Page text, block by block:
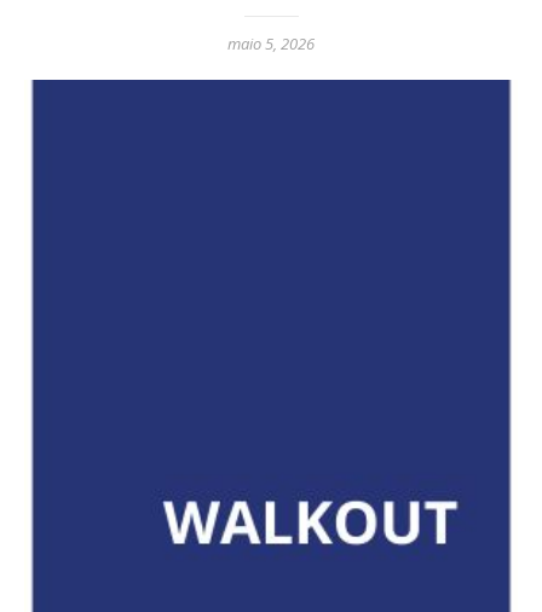
maio 5, 2026